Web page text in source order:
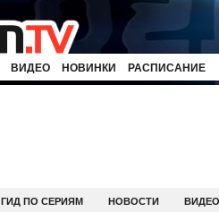
ВИДЕО НОВИНКИ РАСПИСАНИЕ
ГИД ПО СЕРИЯМ НОВОСТИ ВИДЕО